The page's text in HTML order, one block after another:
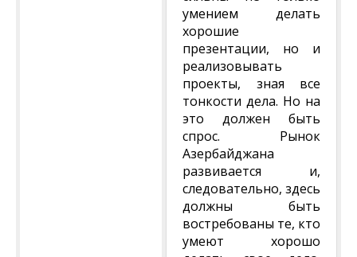
умением делать
хорошие
презентации, но и
реализовывать
проекты, зная все
тонкости дела. Но на
это должен быть
спрос. Рынок
Азербайджана
развивается и,
следовательно, здесь
должны быть
востребованы те, кто
умеют хорошо